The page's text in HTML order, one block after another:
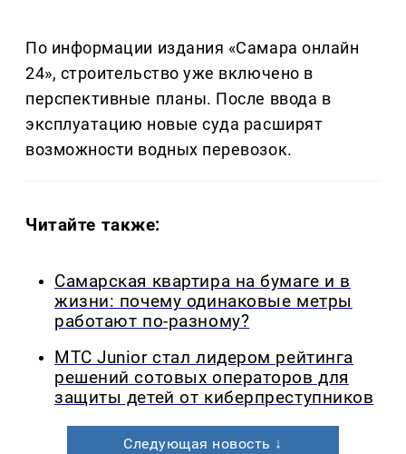
По информации издания «Самара онлайн
24», строительство уже включено в
перспективные планы. После ввода в
эксплуатацию новые суда расширят
возможности водных перевозок.
Читайте также:
Самарская квартира на бумаге и в
жизни: почему одинаковые метры
работают по-разному?
МТС Junior стал лидером рейтинга
решений сотовых операторов для
защиты детей от киберпреступников
Следующая новость ↓